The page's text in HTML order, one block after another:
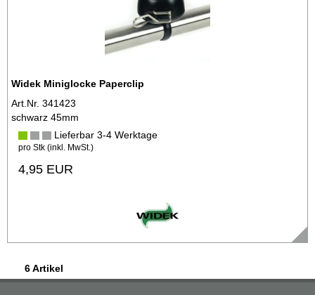
Widek Miniglocke Paperclip
Art.Nr. 341423
schwarz 45mm
Lieferbar 3-4 Werktage
pro Stk (inkl. MwSt.)
4,95 EUR
6 Artikel